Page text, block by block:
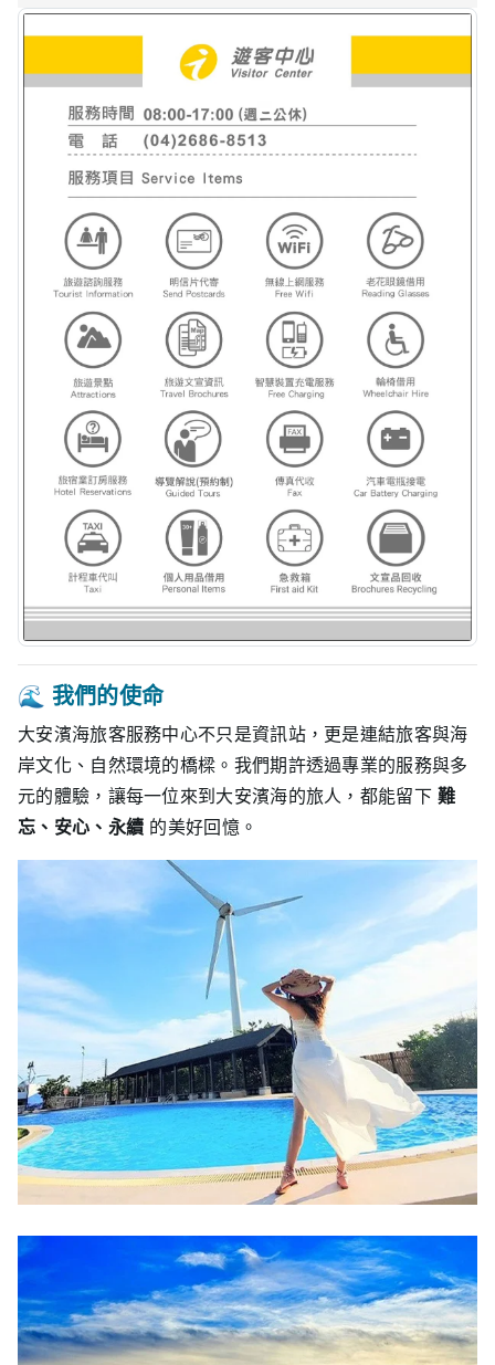
🌊 我們的使命
大安濱海旅客服務中心不只是資訊站，更是連結旅客與海
岸文化、自然環境的橋樑。我們期許透過專業的服務與多
元的體驗，讓每一位來到大安濱海的旅人，都能留下難
忘、安心、永續 的美好回憶。